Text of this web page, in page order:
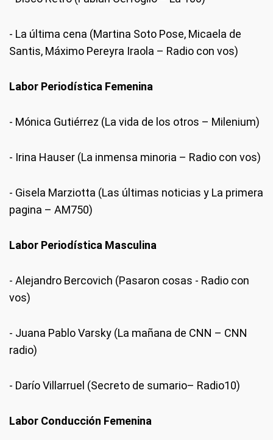
- La última cena (Martina Soto Pose, Micaela de
Santis, Máximo Pereyra Iraola – Radio con vos)
Labor Periodística Femenina
- Mónica Gutiérrez (La vida de los otros – Milenium)
- Irina Hauser (La inmensa minoria – Radio con vos)
- Gisela Marziotta (Las últimas noticias y La primera
pagina – AM750)
Labor Periodística Masculina
- Alejandro Bercovich (Pasaron cosas - Radio con
vos)
- Juana Pablo Varsky (La mañana de CNN – CNN
radio)
- Darío Villarruel (Secreto de sumario– Radio10)
Labor Conducción Femenina